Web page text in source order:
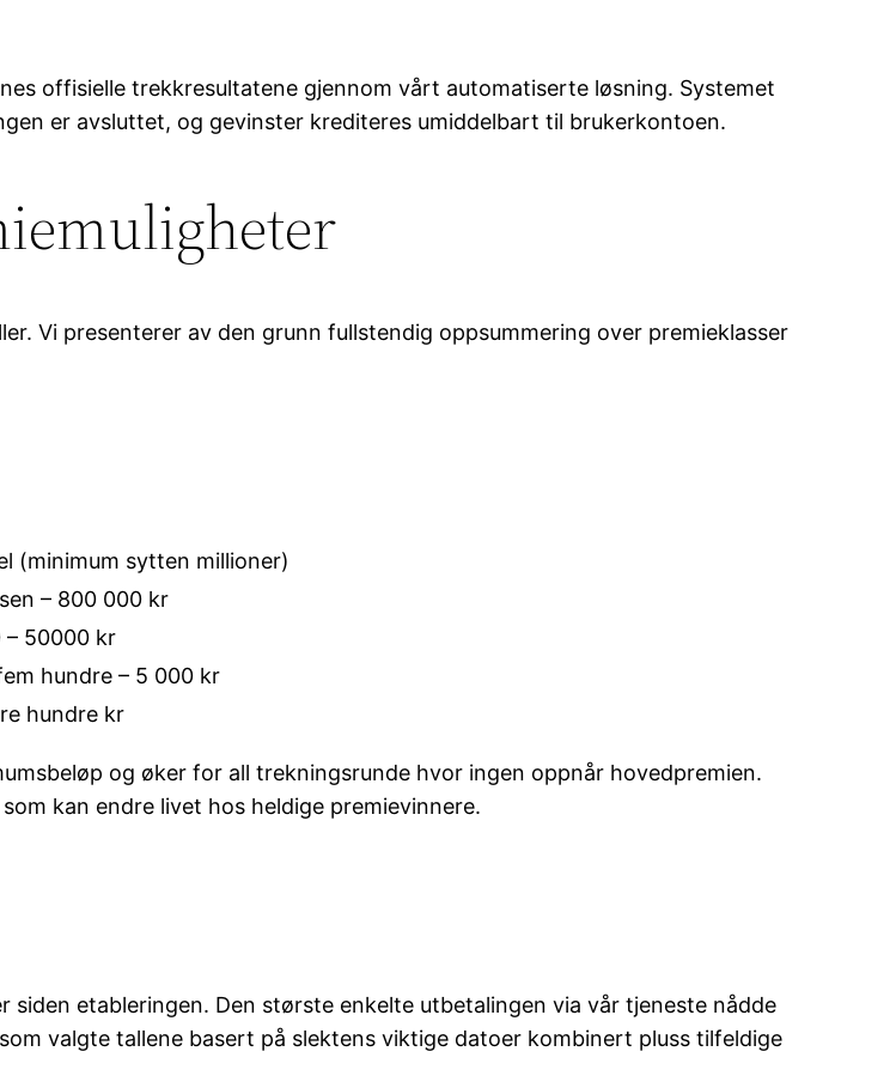
offisielle trekkresultatene gjennom vårt automatiserte løsning. Systemet
er avsluttet, og gevinster krediteres umiddelbart til brukerkontoen.
Vi presenterer av den grunn fullstendig oppsummering over premieklasser
(minimum sytten millioner)
– 800 000 kr
– 50000 kr
hundre – 5 000 kr
hundre kr
og øker for all trekningsrunde hvor ingen oppnår hovedpremien.
kan endre livet hos heldige premievinnere.
etableringen. Den største enkelte utbetalingen via vår tjeneste nådde
valgte tallene basert på slektens viktige datoer kombinert pluss tilfeldige